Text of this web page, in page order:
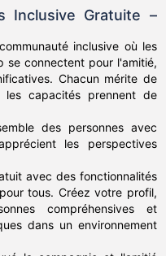
Inclusive Gratuite –
inclusive où les
se connectent pour l'amitié,
Chacun mérite de
capacités prennent de
des personnes avec
les perspectives
avec des fonctionnalités
tous. Créez votre profil,
compréhensives et
dans un environnement